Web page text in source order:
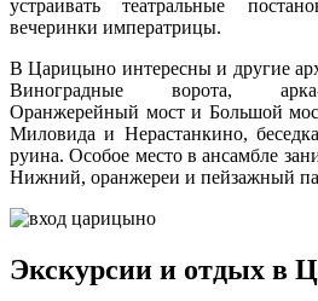
устраивать театральные
вечеринки императрицы.
В Царицыно интересны и другие
Виноградные ворота,
Оранжерейный мост и Большой
Миловида и Нерастанкино,
руина. Особое место в ансамбле
Нижний, оранжереи и пейзажный
Экскурсии и отдых в